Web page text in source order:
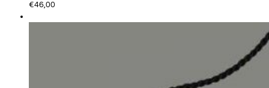
€46,00